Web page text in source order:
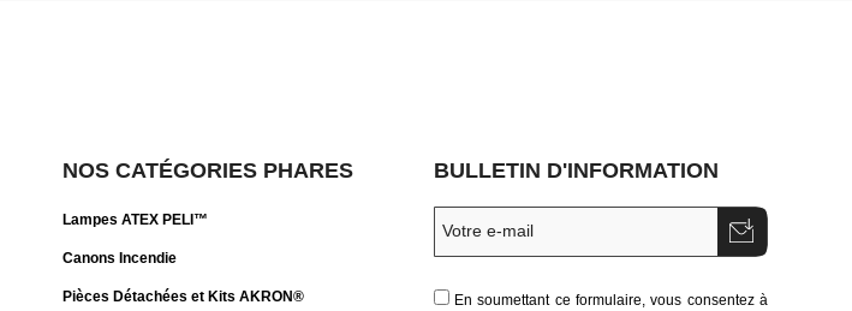
NOS CATÉGORIES PHARES
Lampes ATEX PELI™
Canons Incendie
Pièces Détachées et Kits AKRON®
BULLETIN D'INFORMATION
En soumettant ce formulaire, vous consentez à